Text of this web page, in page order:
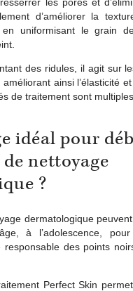
d’améliorer la
en uniformisant le grain
des ridules, il agit sur
améliorant ainsi l’élasticité
de traitement sont multiples.
idéal pour
de nettoyage
?
dermatologique
à l’adolescence,
responsable des points
Perfect Skin